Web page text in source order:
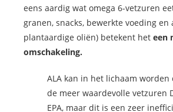
eens aardig wat omega 6-vetzuren
granen, snacks, bewerkte voeding en
plantaardige oliën) betekent het een
omschakeling.
ALA kan in het lichaam worden
de meer waardevolle vetzuren
EPA, maar dit is een zeer